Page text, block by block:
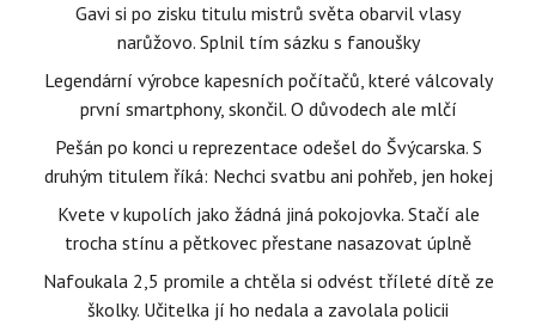
Gavi si po zisku titulu mistrů světa obarvil vlasy
narůžovo. Splnil tím sázku s fanoušky
Legendární výrobce kapesních počítačů, které válcovaly
první smartphony, skončil. O důvodech ale mlčí
Pešán po konci u reprezentace odešel do Švýcarska. S
druhým titulem říká: Nechci svatbu ani pohřeb, jen hokej
Kvete v kupolích jako žádná jiná pokojovka. Stačí ale
trocha stínu a pětkovec přestane nasazovat úplně
Nafoukala 2,5 promile a chtěla si odvést tříleté dítě ze
školky. Učitelka jí ho nedala a zavolala policii